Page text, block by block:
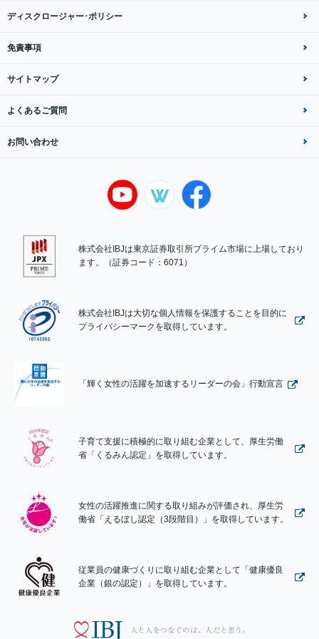
ディスクロージャー･ポリシー
免責事項
サイトマップ
よくあるご質問
お問い合わせ
株式会社IBJは東京証券取引所プライム市場に上場しており
ます。（証券コード：6071）
株式会社IBJは大切な個人情報を保護することを目的に
プライバシーマークを取得しています。
「輝く女性の活躍を加速するリーダーの会」行動宣言
子育て支援に積極的に取り組む企業として、厚生労働
省「くるみん認定」を取得しています。
女性の活躍推進に関する取り組みが評価され、厚生労
働省「えるぼし認定（3段階目）」を取得しています。
従業員の健康づくりに取り組む企業として「健康優良
企業（銀の認定）」を取得しています。